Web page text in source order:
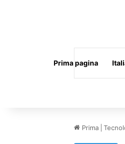
Prima pagina
Prima